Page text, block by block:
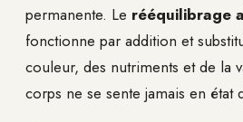
permanente. Le rééquilibrage
fonctionne par addition et
couleur, des nutriments et de la
corps ne se sente jamais en état